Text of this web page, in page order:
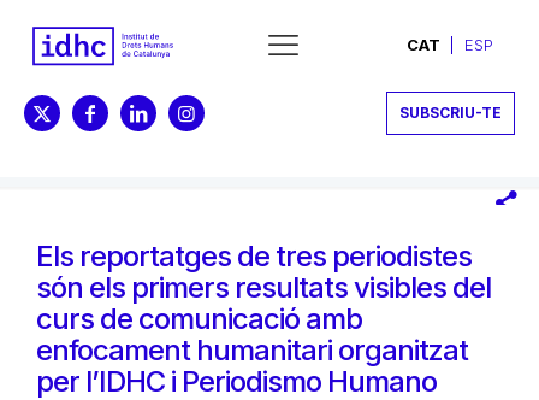
CAT ESP
SUBSCRIU-TE
Els reportatges de tres periodistes
són els primers resultats visibles del
curs de comunicació amb
enfocament humanitari organitzat
per l’IDHC i Periodismo Humano